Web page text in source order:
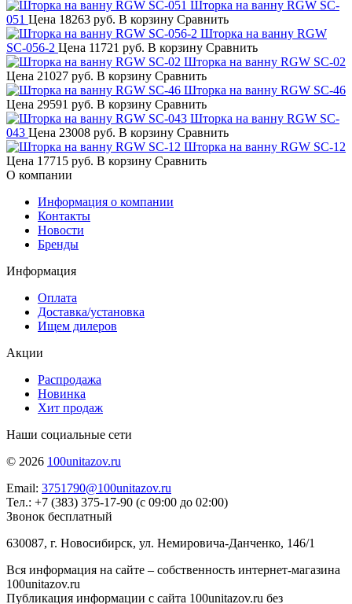
Шторка на ванну RGW SC-
051 Цена 18263 руб. В корзину Сравнить
Шторка на ванну RGW
SC-056-2 Цена 11721 руб. В корзину Сравнить
Шторка на ванну RGW SC-02
Цена 21027 руб. В корзину Сравнить
Шторка на ванну RGW SC-46
Цена 29591 руб. В корзину Сравнить
Шторка на ванну RGW SC-
043 Цена 23008 руб. В корзину Сравнить
Шторка на ванну RGW SC-12
Цена 17715 руб. В корзину Сравнить
О компании
Информация о компании
Контакты
Новости
Бренды
Информация
Оплата
Доставка/установка
Ищем дилеров
Акции
Распродажа
Новинка
Хит продаж
Наши социальные сети
© 2026 100unitazov.ru
Email: 3751790@100unitazov.ru
Тел.: +7 (383) 375-17-90 (с 09:00 до 02:00)
Звонок бесплатный
630087, г. Новосибирск, ул. Немировича-Данченко, 146/1
Вся информация на сайте – собственность интернет-магазина
100unitazov.ru
Публикация информации с сайта 100unitazov.ru без